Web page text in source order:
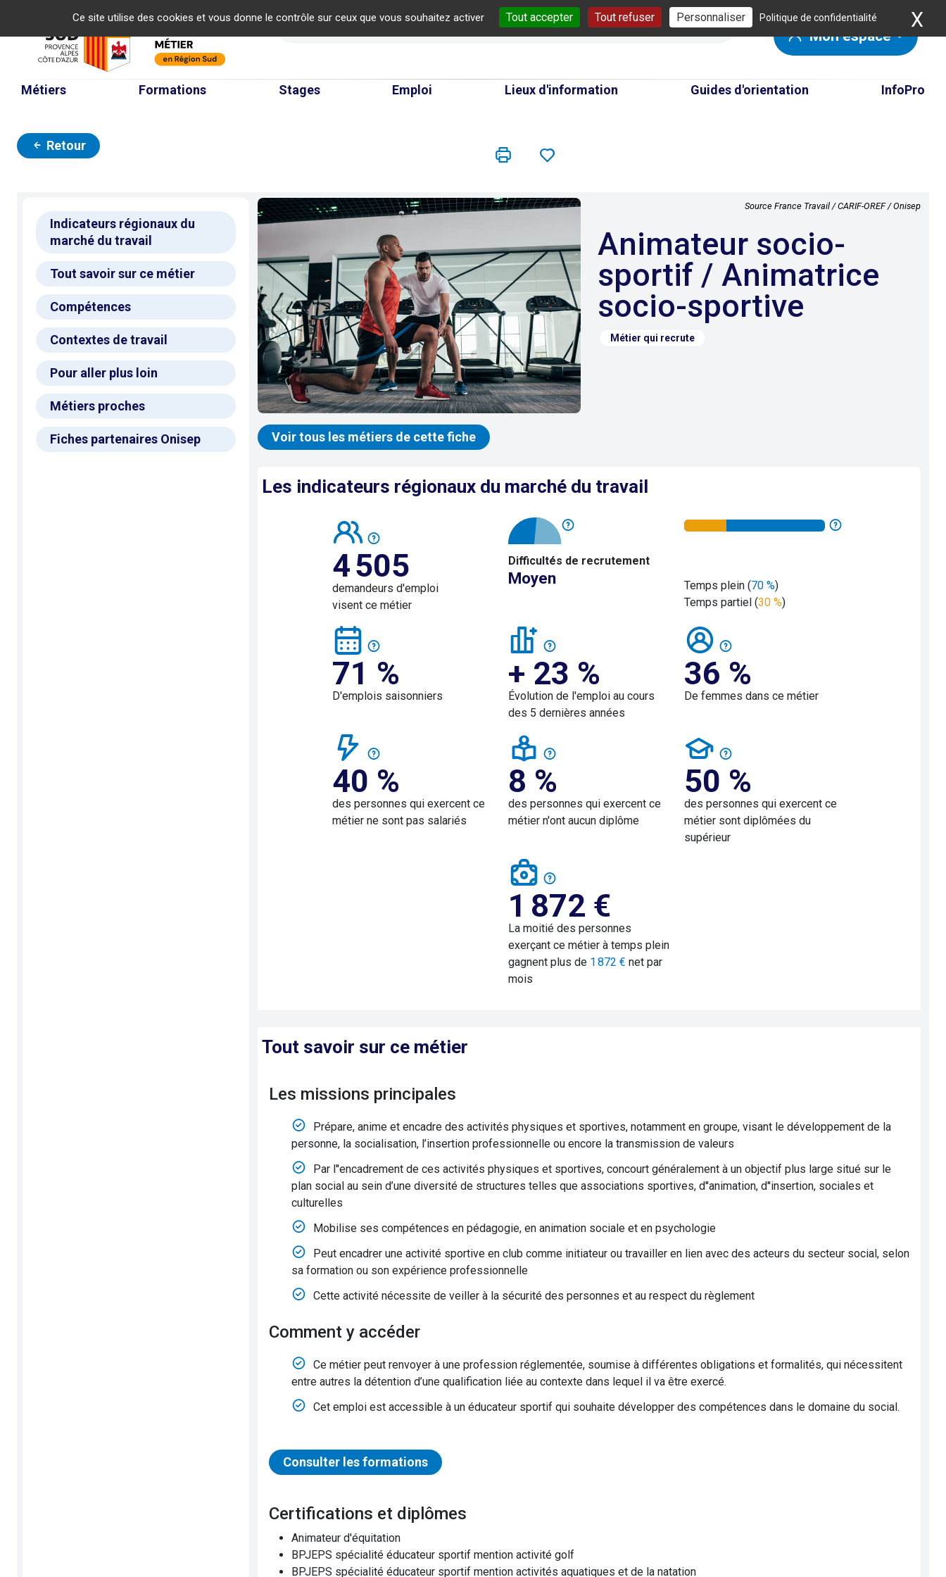
Ce site utilise des cookies et vous donne le contrôle sur ceux que vous souhaitez activer Tout accepter Tout refuser Personnaliser Politique de confidentialité X
Mon espace
Métiers Formations Stages Emploi Lieux d'information Guides d'orientation InfoPro
Retour
Indicateurs régionaux du
marché du travail
Tout savoir sur ce métier
Compétences
Contextes de travail
Pour aller plus loin
Métiers proches
Fiches partenaires Onisep
Source France Travail / CARIF-OREF / Onisep
Animateur socio-
sportif / Animatrice
socio-sportive
Métier qui recrute
Voir tous les métiers de cette fiche
Les indicateurs régionaux du marché du travail
4 505
demandeurs d'emploi
visent ce métier
Difficultés de recrutement
Moyen Temps plein (70 %)
Temps partiel (30 %)
71 %
D'emplois saisonniers
+ 23 %
Évolution de l'emploi au cours
des 5 dernières années
36 %
De femmes dans ce métier
40 %
des personnes qui exercent ce
métier ne sont pas salariés
8 %
des personnes qui exercent ce
métier n'ont aucun diplôme
50 %
des personnes qui exercent ce
métier sont diplômées du
supérieur
1 872 €
La moitié des personnes
exerçant ce métier à temps plein
gagnent plus de 1 872 € net par
mois
Tout savoir sur ce métier
Les missions principales
Prépare, anime et encadre des activités physiques et sportives, notamment en groupe, visant le développement de la
personne, la socialisation, l’insertion professionnelle ou encore la transmission de valeurs
Par l''encadrement de ces activités physiques et sportives, concourt généralement à un objectif plus large situé sur le
plan social au sein d’une diversité de structures telles que associations sportives, d''animation, d''insertion, sociales et
culturelles
Mobilise ses compétences en pédagogie, en animation sociale et en psychologie
Peut encadrer une activité sportive en club comme initiateur ou travailler en lien avec des acteurs du secteur social, selon
sa formation ou son expérience professionnelle
Cette activité nécessite de veiller à la sécurité des personnes et au respect du règlement
Comment y accéder
Ce métier peut renvoyer à une profession réglementée, soumise à différentes obligations et formalités, qui nécessitent
entre autres la détention d’une qualification liée au contexte dans lequel il va être exercé.
Cet emploi est accessible à un éducateur sportif qui souhaite développer des compétences dans le domaine du social.
Consulter les formations
Certifications et diplômes
Animateur d'équitation
BPJEPS spécialité éducateur sportif mention activité golf
BPJEPS spécialité éducateur sportif mention activités aquatiques et de la natation